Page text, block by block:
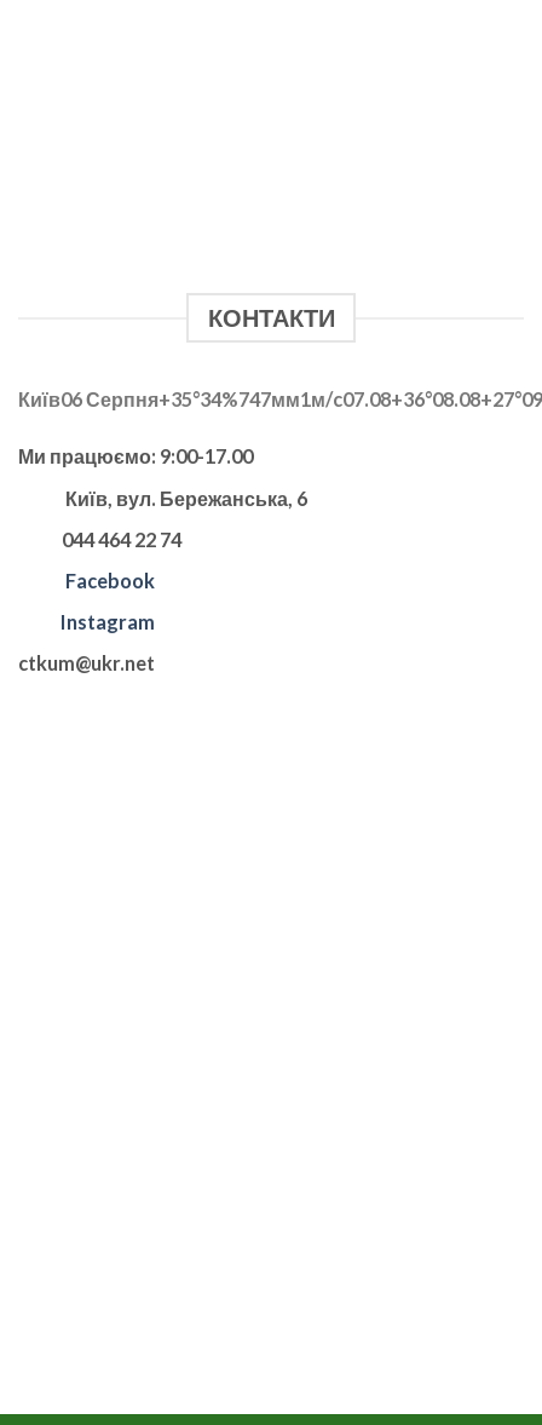
КОНТАКТИ
Київ06 Серпня+35°34%747мм1м/c07.08+36°08.08+27°
Ми працюємо: 9:00-17.00
Київ, вул. Бережанська, 6
044 464 22 74
Facebook
Instagram
ctkum@ukr.net